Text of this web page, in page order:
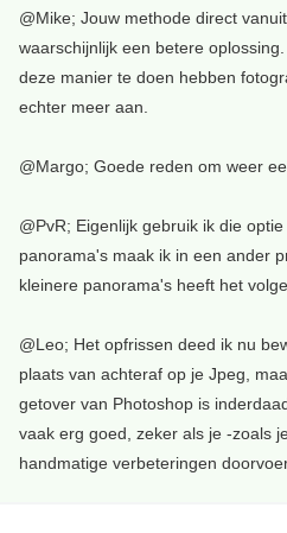
@Mike; Jouw methode direct
waarschijnlijk een betere
deze manier te doen hebben
echter meer aan.
@Margo; Goede reden om weer
@PvR; Eigenlijk gebruik ik die
panorama's maak ik in een ander
kleinere panorama's heeft het
@Leo; Het opfrissen deed ik nu
plaats van achteraf op je Jpeg,
getover van Photoshop is
vaak erg goed, zeker als je -zoals
handmatige verbeteringen